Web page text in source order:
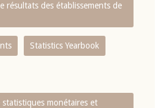
résultats des établissements de
Statistics Yearbook
monétaires et